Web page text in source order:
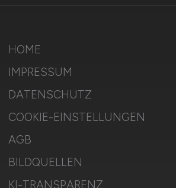
HOME
IMPRESSUM
DATENSCHUTZ
COOKIE-EINSTELLUNGEN
AGB
BILDQUELLEN
KI-TRANSPARENZ